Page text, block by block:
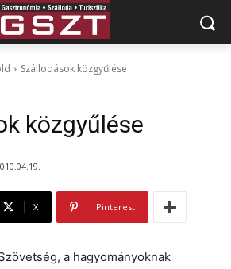
Szállodások közgyűlése
közgyűlése
X Pinterest
a hagyományoknak